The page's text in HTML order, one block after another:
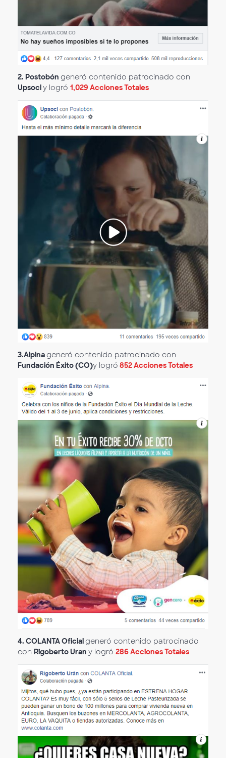
2. Postobón generó contenido patrocinado con
Upsocly logró 1,029 Acciones Totales
3.Alpinageneró contenido patrocinado con
Fundación Éxito (CO)y logró 852 Acciones Totales
4. COLANTA Oficialgeneró contenido patrocinado
con Rigoberto Uran y logró 286 Acciones Totales